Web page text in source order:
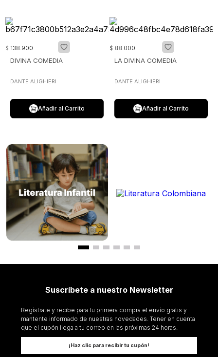
$ 138.900
DIVINA COMEDIA
DANTE ALIGHIERI
Añadir al Carrito
$ 88.000
LA DIVINA COMEDIA
DANTE ALIGHIERI
Añadir al Carrito
Suscríbete a nuestro Newsletter
Regístrate y recibe para tu primera compra el envío gratis y
mantente informado de nuestras novedades. Tener en cuenta
que el cupón llega a tu correo en las próximas 24 horas.
¡Haz clic para recibir tu cupón!